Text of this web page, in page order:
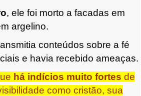
, ele foi morto a facadas em
argelino.
conteúdos sobre a fé
e havia recebido ameaças.
há indícios muito fortes de
como cristão, sua